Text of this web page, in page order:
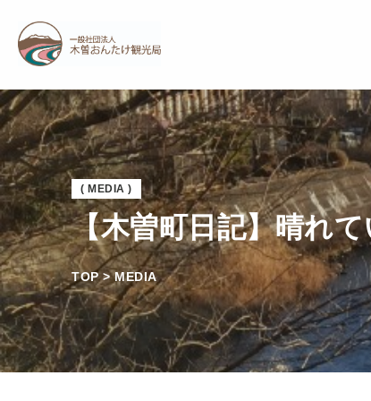
( MEDIA )
【木曽町日記】晴れて
TOP > MEDIA